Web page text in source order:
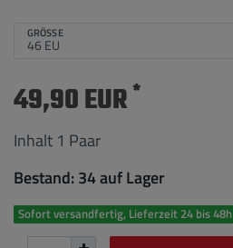
GRÖSSE
49,90 EUR*
Inhalt 1 Paar
Bestand: 34 auf Lager
Sofort versandfertig, Lieferzeit 24 bis 48h